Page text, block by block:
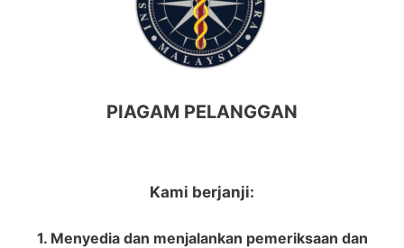
PIAGAM PELANGGAN
Kami berjanji:
1. Menyedia dan menjalankan pemeriksaan dan